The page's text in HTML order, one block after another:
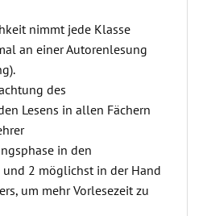
nimmt jede Klasse
an einer Autorenlesung
des
Lesens in allen Fächern
in den
2 möglichst in der Hand
um mehr Vorlesezeit zu